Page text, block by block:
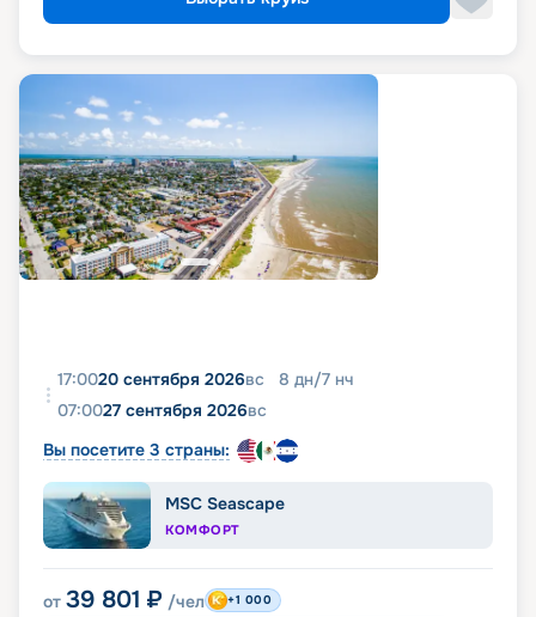
17:0020 сентября 2026вс 8 дн/7 нч
07:0027 сентября 2026вс
Вы посетите 3 страны:
MSC Seascape
КОМФОРТ
от 39 801 ₽ /чел +1 000